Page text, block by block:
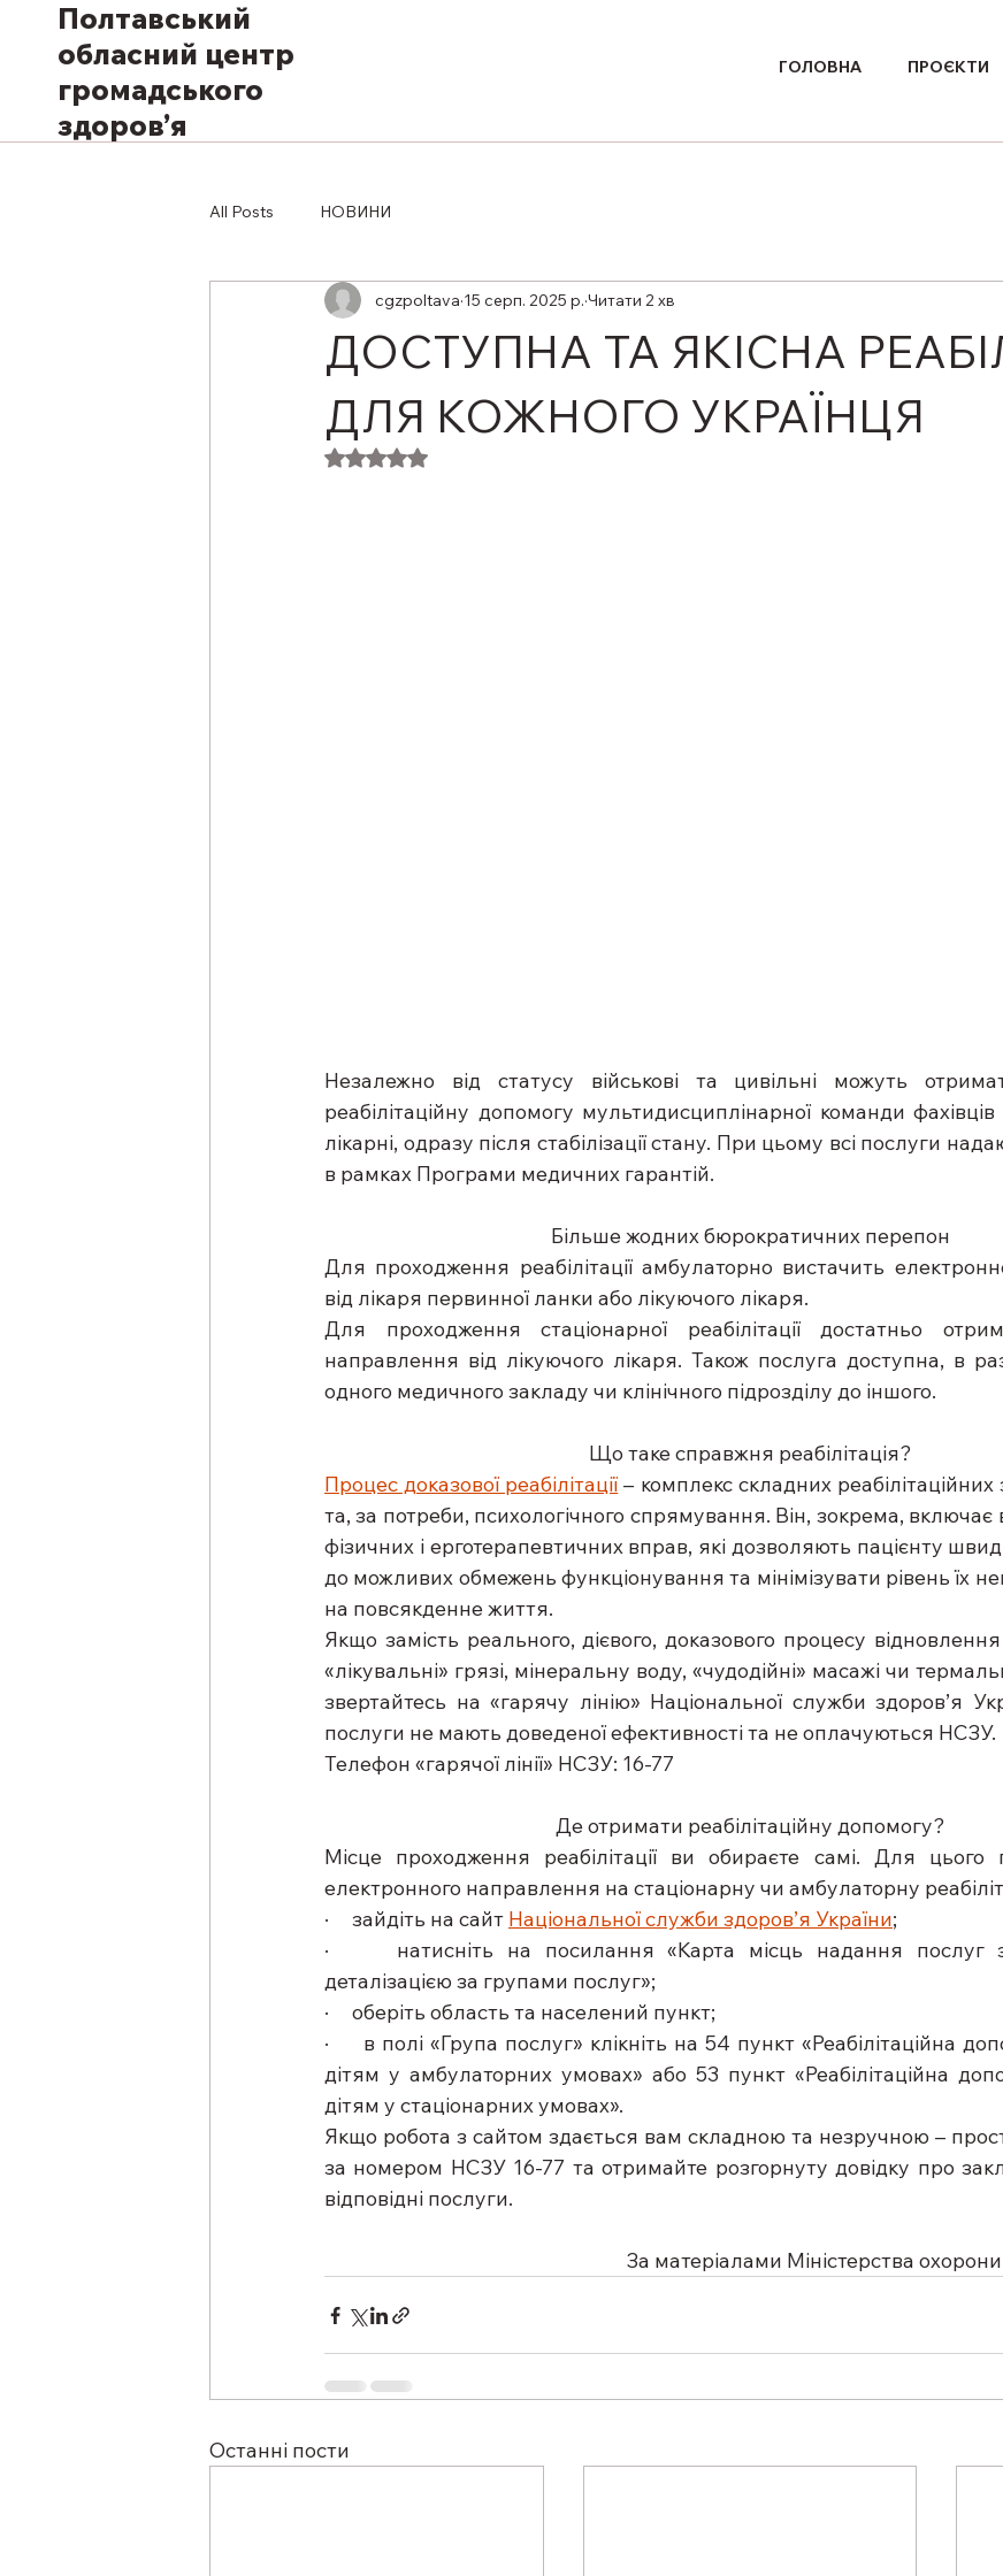
Полтавський
обласний центр
громадського
здоров’я
ГОЛОВНА ПРОЄКТИ
All Posts НОВИНИ
ДОСТУПНА ТА ЯКІСНА
ДЛЯ КОЖНОГО УКРАЇНЦЯ
cgzpoltava 15 серп. 2025 р. Читати 2 хв
Оцінка: NaN з 5 зірок.
Незалежно від статусу військові та цивільні можуть
реабілітаційну допомогу мультидисциплінарної команди
лікарні, одразу після стабілізації стану. При цьому всі послуги
в рамках Програми медичних гарантій.
Більше жодних бюрократичних перепон
Для проходження реабілітації амбулаторно вистачить
від лікаря первинної ланки або лікуючого лікаря.
Для проходження стаціонарної реабілітації достатньо
направлення від лікуючого лікаря. Також послуга доступна, в
одного медичного закладу чи клінічного підрозділу до іншого.
Що таке справжня реабілітація?
Процес доказової реабілітації – комплекс складних реабілітаційних
та, за потреби, психологічного спрямування. Він, зокрема, включає
фізичних і ерготерапевтичних вправ, які дозволяють пацієнту
до можливих обмежень функціонування та мінімізувати рівень їх
на повсякденне життя.
Якщо замість реального, дієвого, доказового процесу
«лікувальні» грязі, мінеральну воду, «чудодійні» масажі чи
звертайтесь на «гарячу лінію» Національної служби здоров’я
послуги не мають доведеної ефективності та не оплачуються НСЗУ.
Телефон «гарячої лінії» НСЗУ: 16-77
Де отримати реабілітаційну допомогу?
Місце проходження реабілітації ви обираєте самі. Для цього
електронного направлення на стаціонарну чи амбулаторну
·     зайдіть на сайт Національної служби здоров’я України;
·     натисніть на посилання «Карта місць надання послуг
деталізацією за групами послуг»;
·     оберіть область та населений пункт;
·     в полі «Група послуг» клікніть на 54 пункт «Реабілітаційна
дітям у амбулаторних умовах» або 53 пункт «Реабілітаційна
дітям у стаціонарних умовах».
Якщо робота з сайтом здається вам складною та незручною –
за номером НСЗУ 16-77 та отримайте розгорнуту довідку про
відповідні послуги.
За матеріалами Міністерства
Останні пости